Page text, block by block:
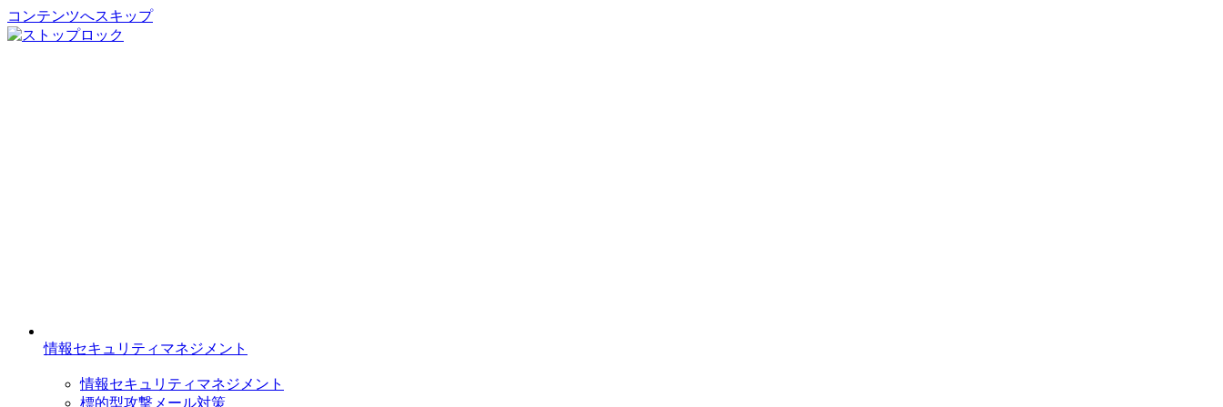
コンテンツへスキップ
情報セキュリティマネジメント
情報セキュリティマネジメント
標的型攻撃メール対策